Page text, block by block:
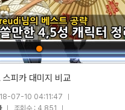
스피카 대미지 비교
07-10 04:11:47
조회수 : 4,851